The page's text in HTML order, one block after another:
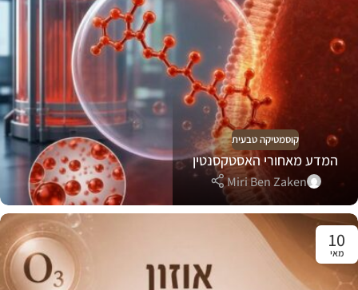
קוסמטיקה טבעית
המדע מאחורי האסטקסנטין
Miri Ben Zaken
10
מאי